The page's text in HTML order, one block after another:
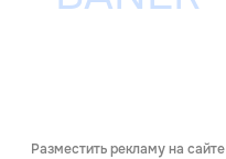
Разместить рекламу на сайте